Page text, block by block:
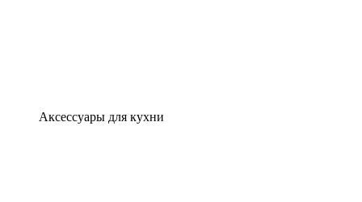
Аксессуары для кухни